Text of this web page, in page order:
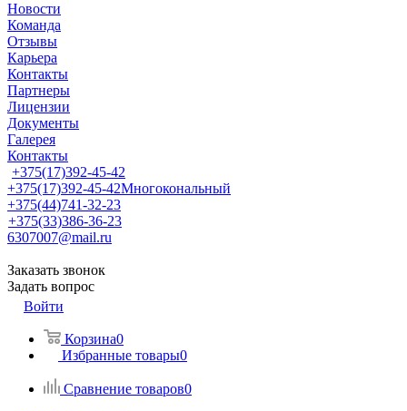
Новости
Команда
Отзывы
Карьера
Контакты
Партнеры
Лицензии
Документы
Галерея
Контакты
+375(17)392-45-42
+375(17)392-45-42Многокональный
+375(44)741-32-23
+375(33)386-36-23
6307007@mail.ru
Заказать звонок
Задать вопрос
Войти
Корзина0
Избранные товары0
Сравнение товаров0